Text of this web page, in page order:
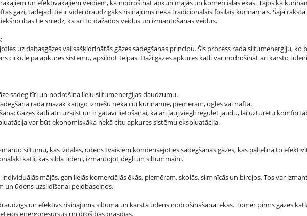
un efektīvākajiem veidiem, kā nodrošināt apkuri mājās un komerciālās ēkās. Tajos kā
gāzi, tādējādi tie ir videi draudzīgāks risinājums nekā tradicionālais fosilais kurināmais. Šajā
tie sniedz, kā arī to dažādos veidus un izmantošanas veidus.
uz dabasgāzes vai sašķidrinātās gāzes sadegšanas principu. Šis process rada siltumenerģiju, ko
cirkulē pa apkures sistēmu, apsildot telpas. Daži gāzes apkures katli var nodrošināt arī karsto
sadeg tīri un nodrošina lielu siltumenerģijas daudzumu.
rada mazāk kaitīgo izmešu nekā citi kurināmie, piemēram, ogles vai nafta.
Gāzes katli ātri uzsilst un ir gatavi lietošanai, kā arī ļauj viegli regulēt jaudu, lai uzturētu
var būt ekonomiskāka nekā citu apkures sistēmu ekspluatācija.
siltumu, kas izdalās, ūdens tvaikiem kondensējoties sadegšanas gāzēs, kas palielina to
katli, kas silda ūdeni, izmantojot degli un siltummaini.
mājās, gan lielās komerciālās ēkās, piemēram, skolās, slimnīcās un birojos. Tos var
un ūdens uzsildīšanai peldbaseinos.
un efektīvs risinājums siltuma un karstā ūdens nodrošināšanai ēkās. Tomēr pirms gāzes
energoresursus un drošības prasības.